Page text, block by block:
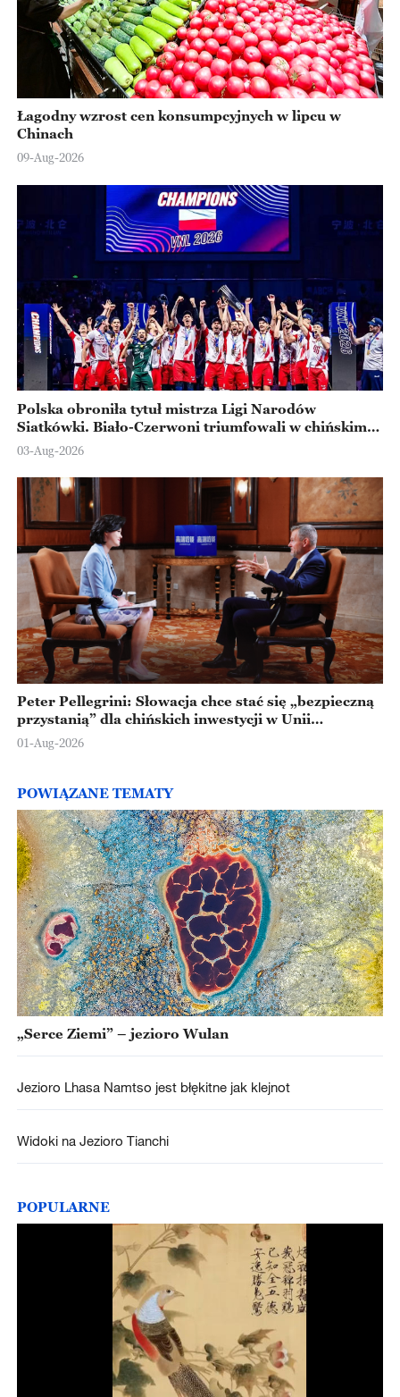
Łagodny wzrost cen konsumpcyjnych w lipcu w
Chinach
09-Aug-2026
Polska obroniła tytuł mistrza Ligi Narodów
Siatkówki. Biało-Czerwoni triumfowali w chińskim
Ningbo
03-Aug-2026
Peter Pellegrini: Słowacja chce stać się „bezpieczną
przystanią” dla chińskich inwestycji w Unii
Europejskiej
01-Aug-2026
POWIĄZANE TEMATY
„Serce Ziemi” – jezioro Wulan
Jezioro Lhasa Namtso jest błękitne jak klejnot
Widoki na Jezioro Tianchi
POPULARNE